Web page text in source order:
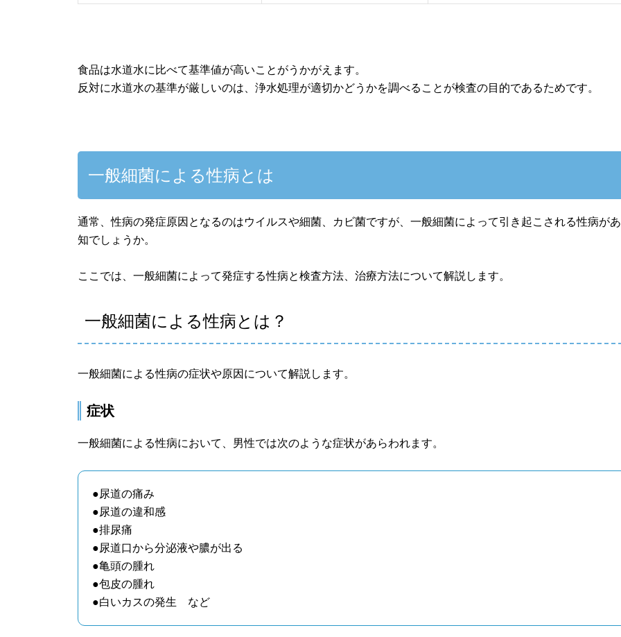
食品は水道水に比べて基準値が高いことがうかがえます。
反対に水道水の基準が厳しいのは、浄水処理が適切かどうかを調べることが検査の目的であるためです。
一般細菌による性病とは
通常、性病の発症原因となるのはウイルスや細菌、カビ菌ですが、一般細菌によって引き起こされる性病が
知でしょうか。
ここでは、一般細菌によって発症する性病と検査方法、治療方法について解説します。
一般細菌による性病とは？
一般細菌による性病の症状や原因について解説します。
症状
一般細菌による性病において、男性では次のような症状があらわれます。
●尿道の痛み
●尿道の違和感
●排尿痛
●尿道口から分泌液や膿が出る
●亀頭の腫れ
●包皮の腫れ
●白いカスの発生 など